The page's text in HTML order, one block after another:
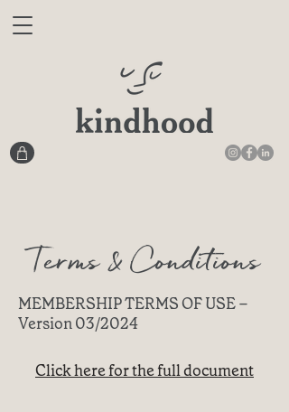
Terms & Conditions
MEMBERSHIP TERMS OF USE –
Version 03/2024
Click here for the full document